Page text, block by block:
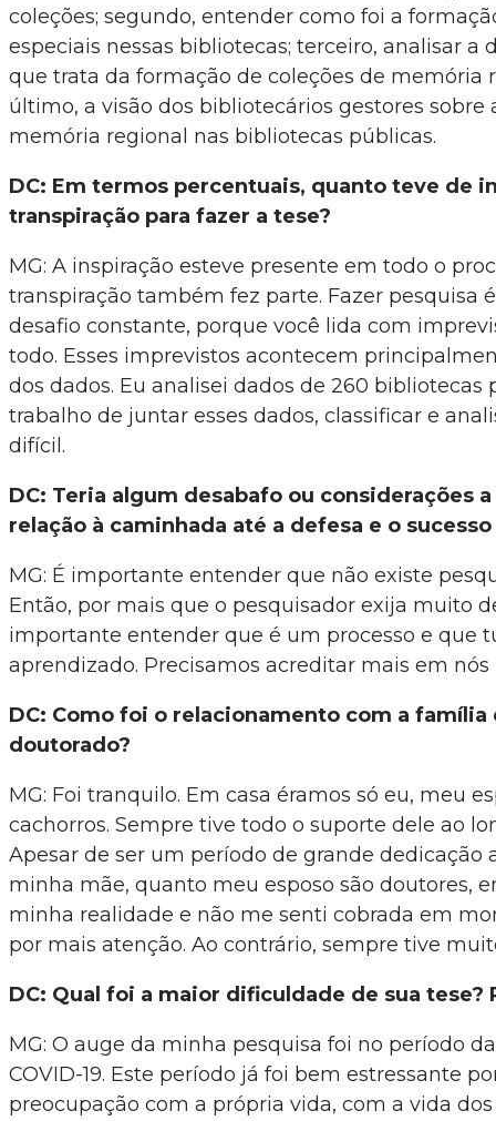
coleções; segundo, entender como foi a
especiais nessas bibliotecas; terceiro, analisar a
que trata da formação de coleções de memória
último, a visão dos bibliotecários gestores sobre
memória regional nas bibliotecas públicas.
DC: Em termos percentuais, quanto teve de
transpiração para fazer a tese?
MG: A inspiração esteve presente em todo o
transpiração também fez parte. Fazer pesquisa
desafio constante, porque você lida com
todo. Esses imprevistos acontecem
dos dados. Eu analisei dados de 260 bibliotecas
trabalho de juntar esses dados, classificar e
difícil.
DC: Teria algum desabafo ou considerações
relação à caminhada até a defesa e o
MG: É importante entender que não existe
Então, por mais que o pesquisador exija muito
importante entender que é um processo e que
aprendizado. Precisamos acreditar mais em nós
DC: Como foi o relacionamento com a família
doutorado?
MG: Foi tranquilo. Em casa éramos só eu, meu
cachorros. Sempre tive todo o suporte dele ao
Apesar de ser um período de grande dedicação
minha mãe, quanto meu esposo são doutores,
minha realidade e não me senti cobrada em
por mais atenção. Ao contrário, sempre tive
DC: Qual foi a maior dificuldade de sua tese?
MG: O auge da minha pesquisa foi no período
COVID-19. Este período já foi bem estressante
preocupação com a própria vida, com a vida